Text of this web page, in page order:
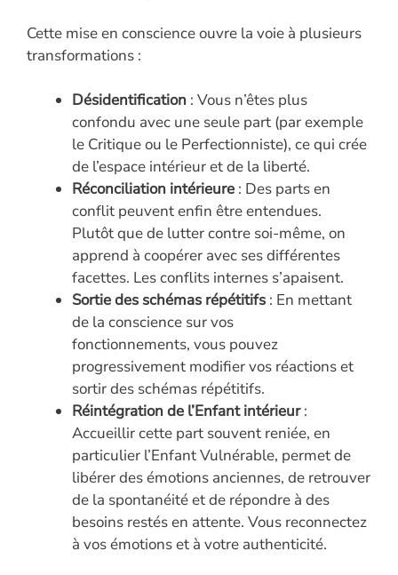
Cette mise en conscience ouvre la voie à plusieurs
transformations :
Désidentification : Vous n’êtes plus
confondu avec une seule part (par exemple
le Critique ou le Perfectionniste), ce qui crée
de l’espace intérieur et de la liberté.
Réconciliation intérieure : Des parts en
conflit peuvent enfin être entendues.
Plutôt que de lutter contre soi-même, on
apprend à coopérer avec ses différentes
facettes. Les conflits internes s’apaisent.
Sortie des schémas répétitifs : En mettant
de la conscience sur vos
fonctionnements, vous pouvez
progressivement modifier vos réactions et
sortir des schémas répétitifs.
Réintégration de l’Enfant intérieur:
Accueillir cette part souvent reniée, en
particulier l’Enfant Vulnérable, permet de
libérer des émotions anciennes, de retrouver
de la spontanéité et de répondre à des
besoins restés en attente. Vous reconnectez
à vos émotions et à votre authenticité.